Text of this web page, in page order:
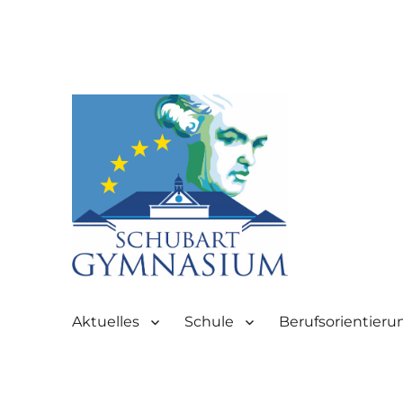
Aalen
Aktuelles Schule